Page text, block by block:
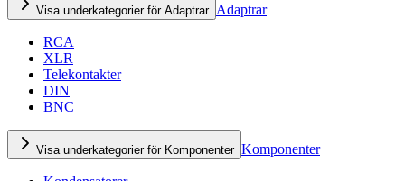
Visa underkategorier för Adaptrar Adaptrar
RCA
XLR
Telekontakter
DIN
BNC
Visa underkategorier för Komponenter Komponenter